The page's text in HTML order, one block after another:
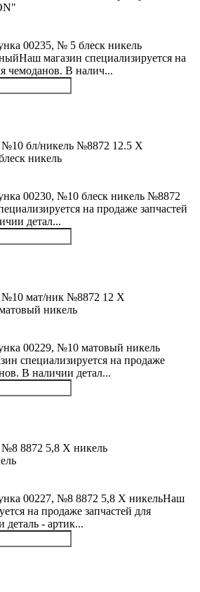
00235, № 5 блеск никель
магазин специализируется на
чемоданов. В налич...
никель
00230, №10 блеск никель №8872
на продаже запчастей
детал...
никель
00229, №10 матовый никель
специализируется на продаже
В наличии детал...
00227, №8 8872 5,8 Х никельНаш
на продаже запчастей для
- артик...